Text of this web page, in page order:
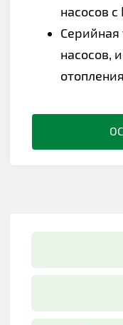
насосов с
Серийная
насосов,
отопления